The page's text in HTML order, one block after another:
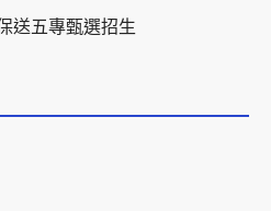
送五專甄選招生